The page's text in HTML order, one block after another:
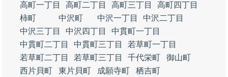
高町一丁目
高町二丁目 高町三丁目
高町四丁目
柿町
中沢町 中沢一丁目
中沢二丁目
中沢三丁目
中沢四丁目
中貫町一丁目
中貫町二丁目
中貫町三丁目
若草町一丁目
若草町二丁目
若草町三丁目 千代栄町
御山町
西片貝町
東片貝町 成願寺町
栖吉町